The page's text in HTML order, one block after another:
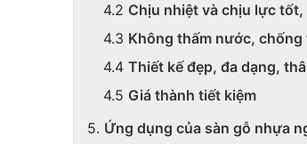
Chịu nhiệt và chịu lực
Không thấm nước,
Thiết kế đẹp, đa dạng,
Giá thành tiết kiệm
Ứng dụng của sàn gỗ nhựa